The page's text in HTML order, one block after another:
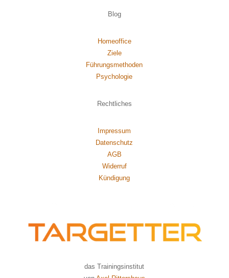
Blog
Homeoffice
Ziele
Führungsmethoden
Psychologie
Rechtliches
Impressum
Datenschutz
AGB
Widerruf
Kündigung
das Trainingsinstitut